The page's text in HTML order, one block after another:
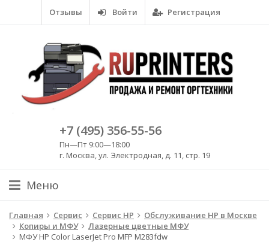
Отзывы Войти Регистрация
+7 (495) 356-55-56
Пн—Пт 9:00—18:00
г. Москва, ул. Электродная, д. 11, стр. 19
Меню
Главная Сервис Сервис HP
Обслуживание HP в Москве
Копиры и МФУ
Лазерные цветные МФУ
МФУ HP Color LaserJet Pro MFP M283fdw